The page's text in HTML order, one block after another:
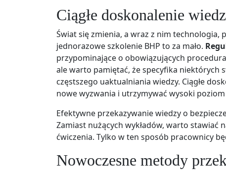
Ciągłe doskonalenie
Świat się zmienia, a wraz z nim technologia,
jednorazowe szkolenie BHP to za mało.
przypominające o obowiązujących
ale warto pamiętać, że specyfika niektórych
częstszego uaktualniania wiedzy. Ciągłe
nowe wyzwania i utrzymywać wysoki
Efektywne przekazywanie wiedzy o
Zamiast nużących wykładów, warto
ćwiczenia. Tylko w ten sposób pracownicy
Nowoczesne metody